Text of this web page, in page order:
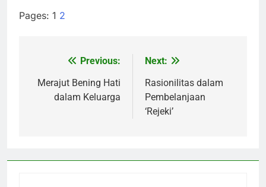
Pages: 1 2
Navigasi
pos
Previous:
Merajut Bening Hati
dalam Keluarga
Next:
Rasionilitas dalam
Pembelanjaan
‘Rejeki’